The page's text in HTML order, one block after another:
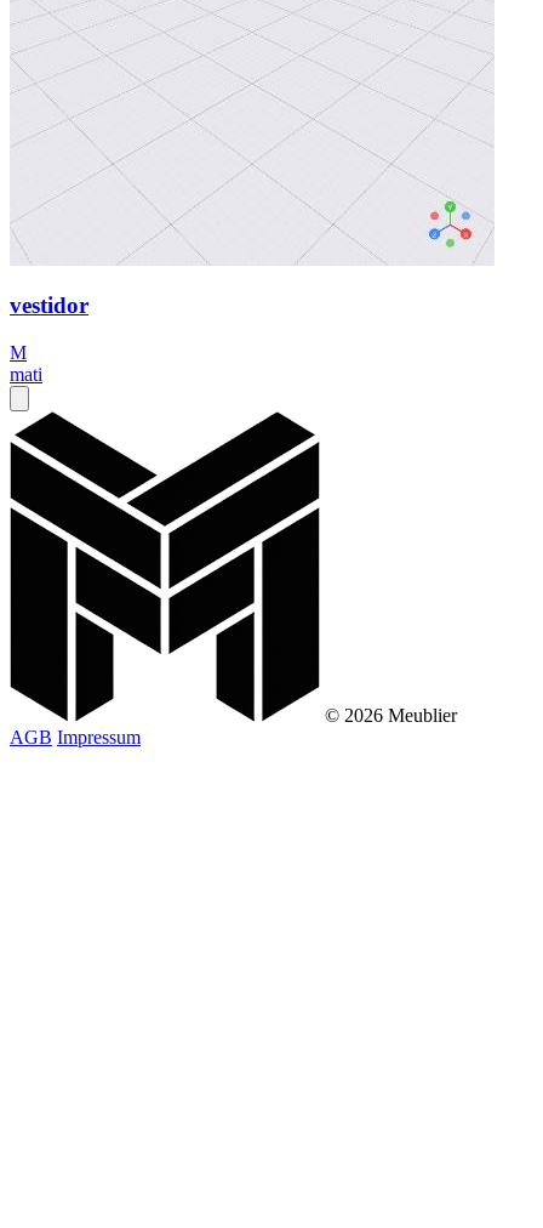
vestidor
M
mati
© 2026 Meublier
AGB Impressum